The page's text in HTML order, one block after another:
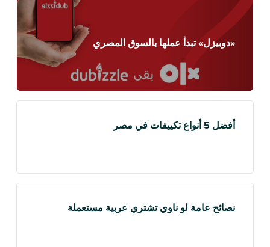
«دوبيزل» تبدأ عملها بالسوق المصري
أفضل 5 أنواع تكييفات في مصر
نصائح عامة لو ناوي تشتري عربية مستعملة